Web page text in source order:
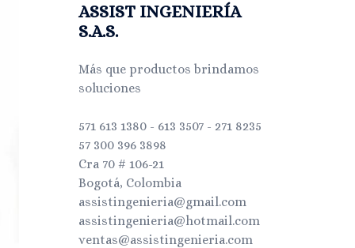
ASSIST INGENIERÍA
S.A.S.
Más que productos brindamos
soluciones
571 613 1380 - 613 3507 - 271 8235
57 300 396 3898
Cra 70 # 106-21
Bogotá, Colombia
assistingenieria@gmail.com
assistingenieria@hotmail.com
ventas@assistingenieria.com